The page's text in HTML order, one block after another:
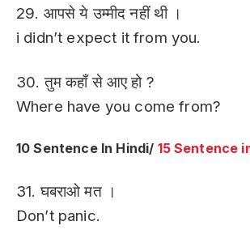
29. आपसे ये उम्मीद नहीं थी ।
i didn’t expect it from you.
30. तुम कहाँ से आए हो ?
Where have you come from?
10 Sentence In Hindi/ 15 Sentence
31. घबराओ मत ।
Don’t panic.